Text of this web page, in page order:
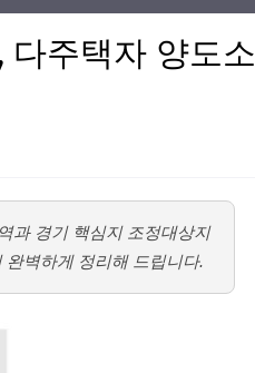
다주택자 양도소
과 경기 핵심지 조정대상지
벽하게 정리해 드립니다.